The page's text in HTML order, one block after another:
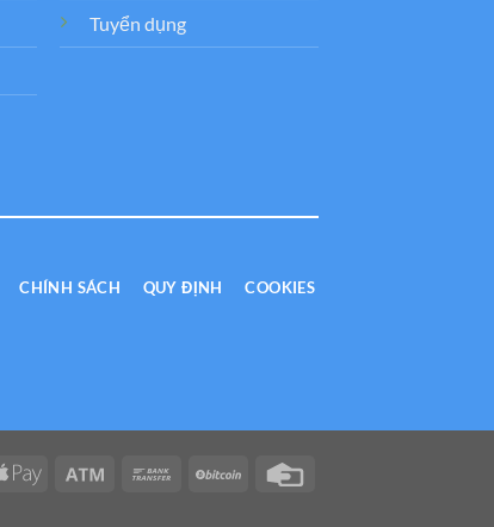
Tuyển dụng
CHÍNH SÁCH QUY ĐỊNH COOKIES